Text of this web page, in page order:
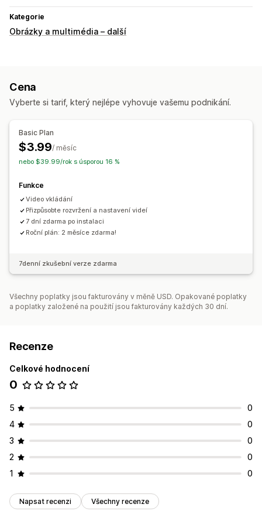
Kategorie
Obrázky a multimédia – další
Cena
Vyberte si tarif, který nejlépe vyhovuje vašemu podnikání.
Basic Plan
$3.99/ měsíc
nebo $39.99/rok s úsporou 16 %
Funkce
Video vkládání
Přizpůsobte rozvržení a nastavení videí
7 dní zdarma po instalaci
Roční plán: 2 měsíce zdarma!
7denní zkušební verze zdarma
Všechny poplatky jsou fakturovány v měně USD. Opakované poplatky
a poplatky založené na použití jsou fakturovány každých 30 dní.
Recenze
Celkové hodnocení
0
5
0
4
0
3
0
2
0
1
0
Napsat recenzi Všechny recenze